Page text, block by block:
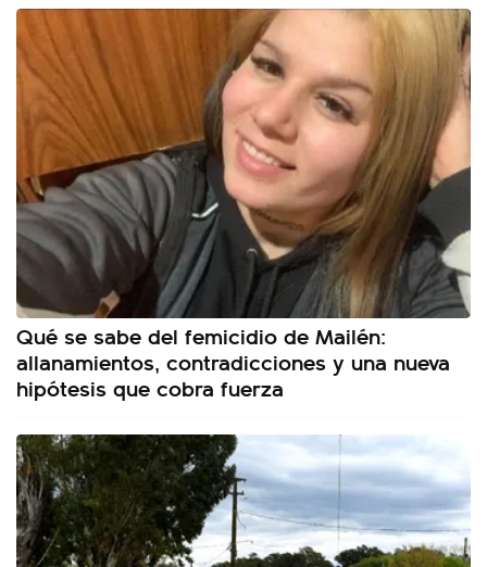
Qué se sabe del femicidio de Mailén:
allanamientos, contradicciones y una nueva
hipótesis que cobra fuerza